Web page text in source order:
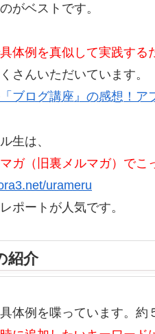
がベストです。
体例を真似して実践する
さんいただいています。
ブログ講座』の感想！ア
生は、
ガ（旧裏メルマガ）でこ
urameru
ポートが人気です。
紹介
体例を喋っています。約